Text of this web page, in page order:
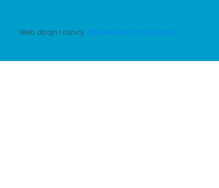
Web dizajn i razvoj: MEDIAN kreativna rješenja